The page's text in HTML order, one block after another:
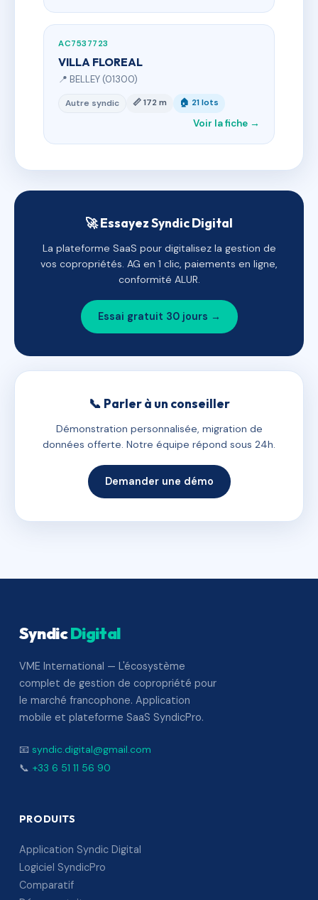
AC7537723
VILLA FLOREAL
📍 BELLEY (01300)
Autre syndic 📏 172 m 🏠 21 lots
Voir la fiche →
🚀 Essayez Syndic Digital
La plateforme SaaS pour digitalisez la gestion de
vos copropriétés. AG en 1 clic, paiements en ligne,
conformité ALUR.
Essai gratuit 30 jours →
📞 Parler à un conseiller
Démonstration personnalisée, migration de
données offerte. Notre équipe répond sous 24h.
Demander une démo
SyndicDigital
VME International — L'écosystème
complet de gestion de copropriété pour
le marché francophone. Application
mobile et plateforme SaaS SyndicPro.
📧 syndic.digital@gmail.com
📞 +33 6 51 11 56 90
PRODUITS
Application Syndic Digital
Logiciel SyndicPro
Comparatif